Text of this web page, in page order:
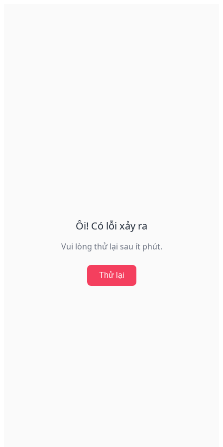
Ôi! Có lỗi xảy ra
Vui lòng thử lại sau ít phút.
Thử lại